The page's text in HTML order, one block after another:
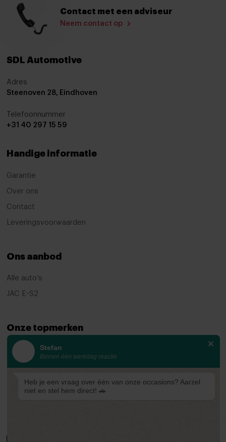
adaptive cruise control
Airbag(s) hoofd achter
Airbag(s) side voor
Airbag passagier
Alarm klasse 1(startblokkering)
Anti Blokkeer Systeem
dodehoek herkenning
Hill hold functie
Isofix bevestiging voor kinderzitjes
Verkeersbord detectie
Bots herkenning systeem
centrale vergrendeling met afstandsbediening
Connected services
electronic climate control
Contact met een adviseur
Neem contact op
SDL Automotive
Adres
Steenoven 28, Eindhoven
Telefoonnummer
+31 40 297 15 59
Handige informatie
Garantie
Over ons
Contact
Leveringsvoorwaarden
Ons aanbod
Alle auto’s
JAC E-S2
Onze topmerken
KIA
Ford
Mazda
Stefan
Binnen één werkdag reactie
Heb je een vraag over één van onze occasions? Aarzel
niet en stel hem direct! 🚗